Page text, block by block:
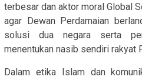
terbesar dan aktor moral Global
agar Dewan Perdamaian
solusi dua negara serta
menentukan nasib sendiri rakyat
Dalam etika Islam dan